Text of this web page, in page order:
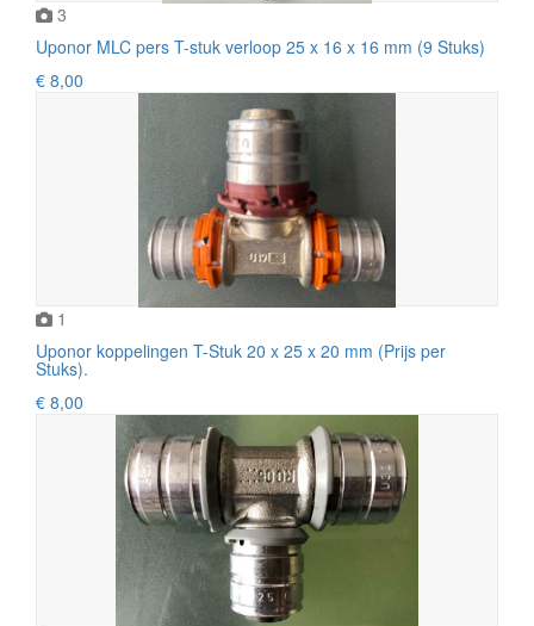
3
Uponor MLC pers T-stuk verloop 25 x 16 x 16 mm (9 Stuks)
€ 8,00
1
Uponor koppelingen T-Stuk 20 x 25 x 20 mm (Prijs per
Stuks).
€ 8,00